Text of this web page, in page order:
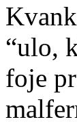
“ulo,
foje